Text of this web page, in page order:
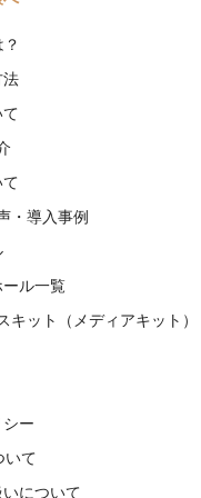
法
・導入事例
ル一覧
ット（メディアキット）
ー
いて
について